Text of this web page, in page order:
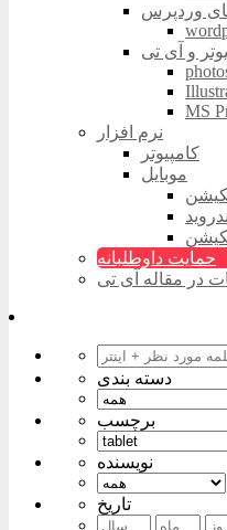
وردپرس
و آی تی
MS
نرم افزار
کامپیوتر
موبایل
حمایت داوطلبانه
در مقاله آی تی
دسته بندی
برچسب
نویسنده
تاریخ